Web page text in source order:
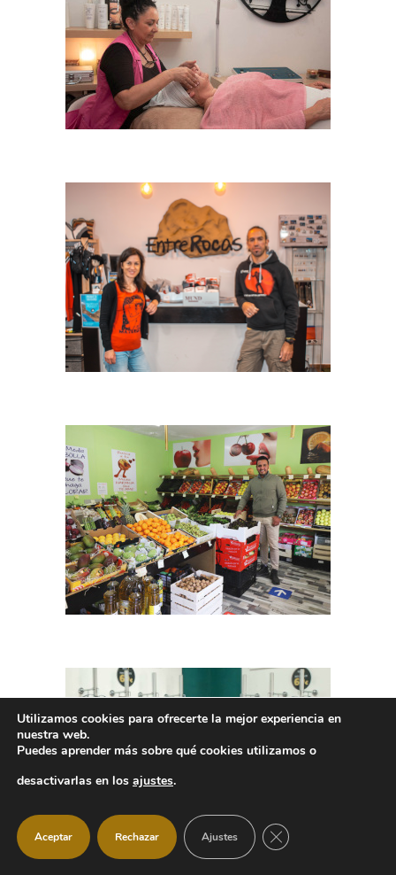
Utilizamos cookies para ofrecerte la mejor experiencia en
nuestra web.
Puedes aprender más sobre qué cookies utilizamos o
desactivarlas en los ajustes.
Aceptar Rechazar Ajustes CERRAR EL